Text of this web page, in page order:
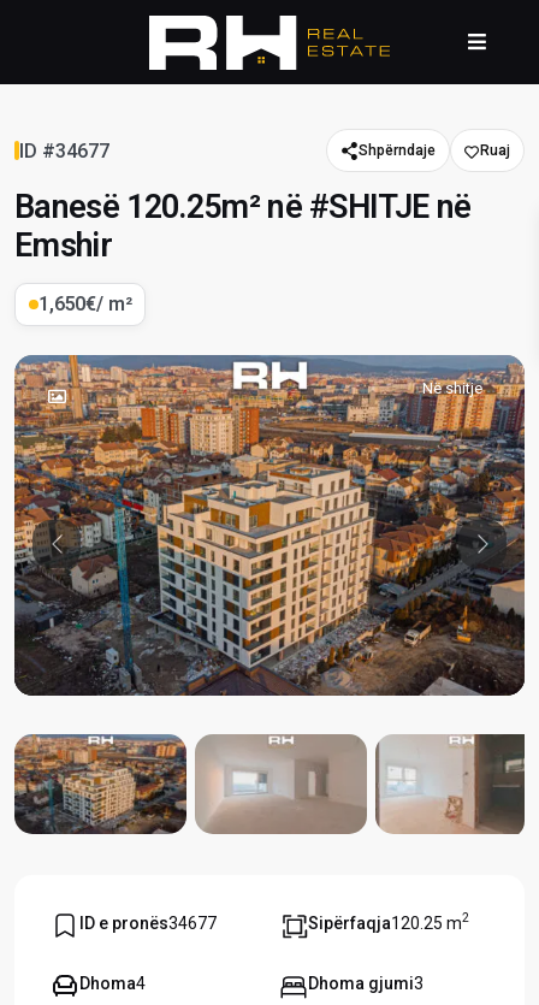
ID #34677 Shpërndaje
Banesë 120.25m² në #SHITJE në
Emshir
1,650€/ m²
Në shitje
Previous
ID e pronës34677 Sipërfaqja120.25 m2
Dhoma4 Dhoma gjumi3